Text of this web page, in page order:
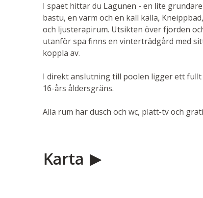
I spaet hittar du Lagunen - en lite
bastu, en varm och en kall källa,
och ljusterapirum. Utsikten över fjorden
utanför spa finns en vinterträdgård med
koppla av.
I direkt anslutning till poolen ligger ett
16-års åldersgräns.
Alla rum har dusch och wc, platt-tv och
Karta